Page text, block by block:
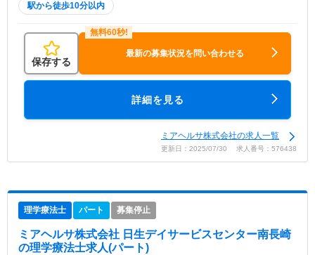
駅から徒歩10分以内
保存する
最新の募集状況を問い合わせる
詳細を見る
ミアヘルサ株式会社の求人一覧
更新日：2025/07/30 求人番号：576438
理学療法士 パート 募集停止
ミアヘルサ株式会社 日生デイサービスセンター南長崎
の理学療法士求人(パート)